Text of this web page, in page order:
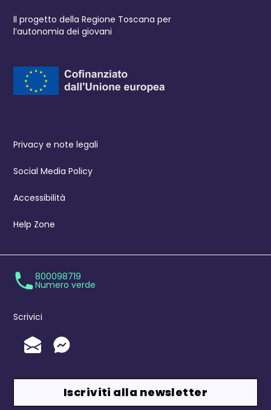
Il progetto della Regione Toscana per
l’autonomia dei giovani
Privacy e note legali
Social Media Policy
Accessibilità
Help Zone
800098719
Numero verde
Scrivici
Invia un'Email
Messenger
Iscriviti alla newsletter